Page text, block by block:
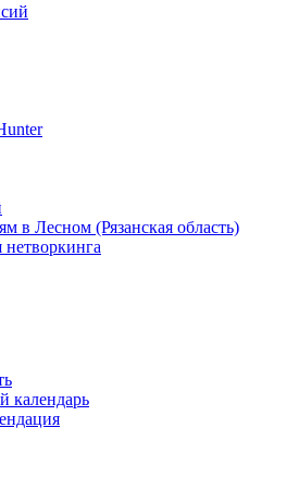
в Лесном (Рязанская область)
нетворкинга
календарь